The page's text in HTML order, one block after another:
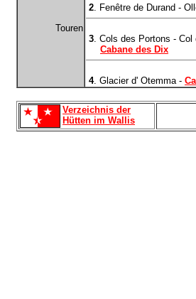
Touren
2. Fenêtre de Durand -
3. Cols des Portons - Col
Cabane des Dix
4. Glacier d' Otemma -
Verzeichnis der
Hütten im Wallis